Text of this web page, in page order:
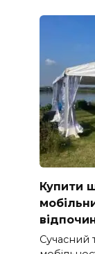
Купити
Сучасний